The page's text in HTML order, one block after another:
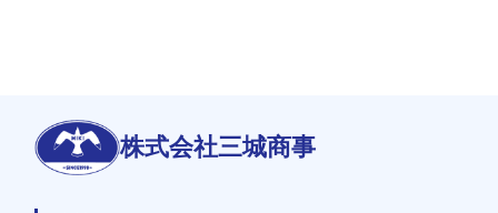
株式会社三城商事